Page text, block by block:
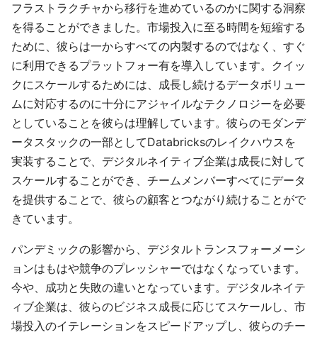
フラストラクチャから移行を進めているのかに関する洞察
を得ることができました。市場投入に至る時間を短縮する
ために、彼らは一からすべての内製するのではなく、すぐ
に利用できるプラットフォー有を導入しています。クイッ
クにスケールするためには、成長し続けるデータボリュー
ムに対応するのに十分にアジャイルなテクノロジーを必要
としていることを彼らは理解しています。彼らのモダンデ
ータスタックの一部としてDatabricksのレイクハウスを
実装することで、デジタルネイティブ企業は成長に対して
スケールすることができ、チームメンバーすべてにデータ
を提供することで、彼らの顧客とつながり続けることがで
きています。
パンデミックの影響から、デジタルトランスフォーメーシ
ョンはもはや競争のプレッシャーではなくなっています。
今や、成功と失敗の違いとなっています。デジタルネイテ
ィブ企業は、彼らのビジネス成長に応じてスケールし、市
場投入のイテレーションをスピードアップし、彼らのチー